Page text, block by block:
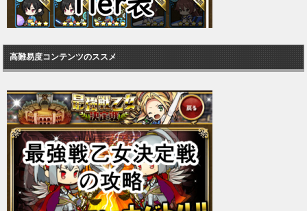
高難易度コンテンツのススメ